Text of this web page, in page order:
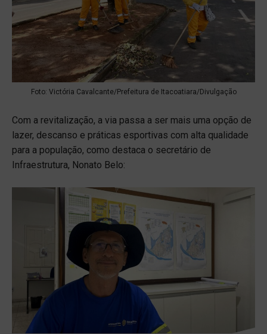
Foto: Victória Cavalcante/Prefeitura de Itacoatiara/Divulgação
Com a revitalização, a via passa a ser mais uma opção de
lazer, descanso e práticas esportivas com alta qualidade
para a população, como destaca o secretário de
Infraestrutura, Nonato Belo: